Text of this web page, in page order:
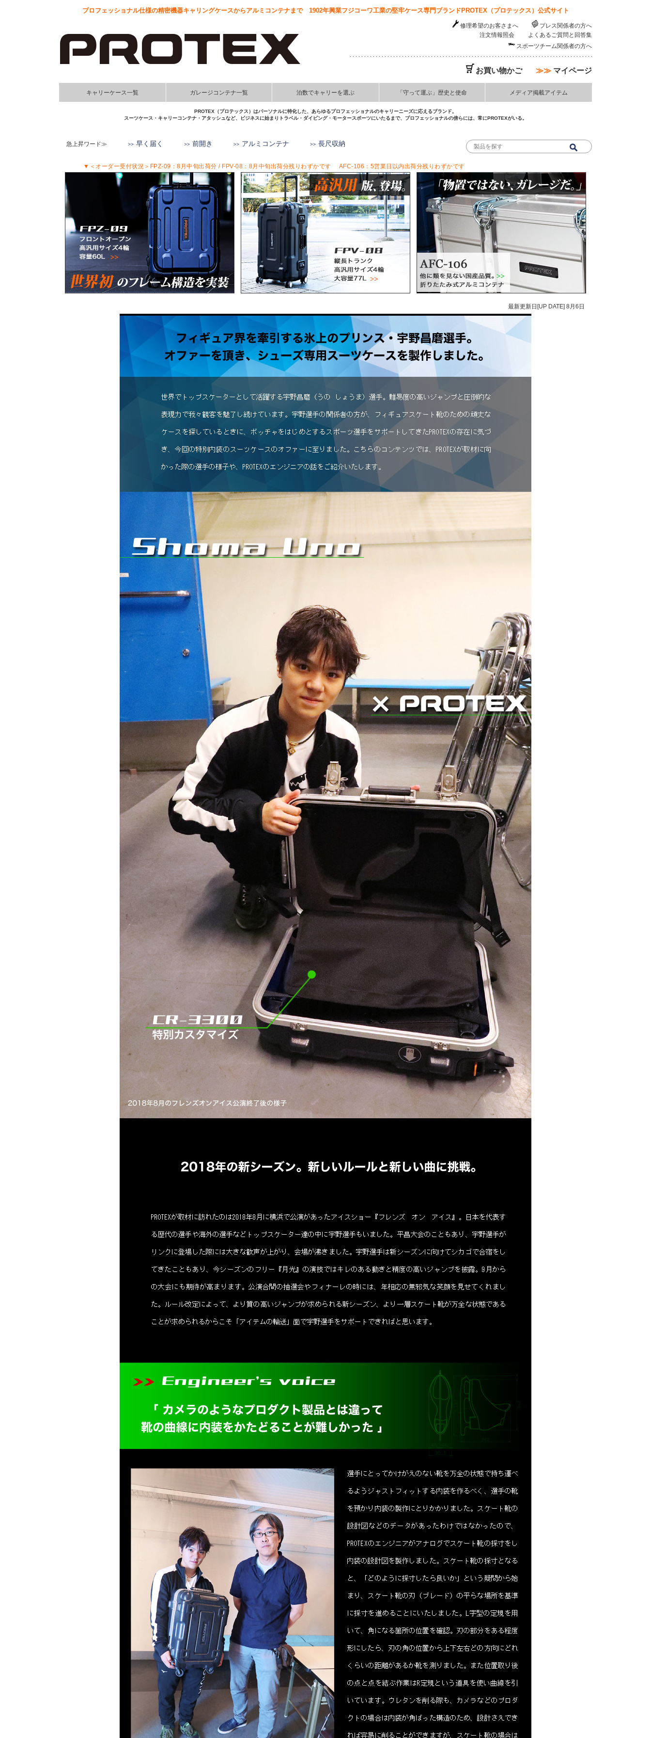
プロフェッショナル仕様の精密機器キャリングケースからアルミコンテナまで 1902年興業フジコーワ工業の堅牢ケース専門ブランドPROTEX（プロテックス）公式サイト
修理希望のお客さまへ
プレス関係者の方へ
注文情報照会
よくあるご質問と回答集
スポーツチーム関係者の方へ
お買い物かご ≫≫ マイページ
キャリーケース一覧 ガレージコンテナ一覧 泊数でキャリーを選ぶ 「守って運ぶ」歴史と使命 メディア掲載アイテム
PROTEX（プロテックス）はパーソナルに特化した、あらゆるプロフェッショナルのキャリーニーズに応えるブランド。
スーツケース・キャリーコンテナ・アタッシュなど、ビジネスに始まりトラベル・ダイビング・モータースポーツにいたるまで、プロフェッショナルの傍らには、常にPROTEXがいる。
急上昇ワード≫ 早く届く 前開き アルミコンテナ 長尺収納
▼＜オーダー受付状況＞FPZ-09：8月中旬出荷分 / FPV-08：8月中旬出荷分残りわずかです AFC-106：5営業日以内出荷分残りわずかです
最新更新日[UP DATE] 8月6日